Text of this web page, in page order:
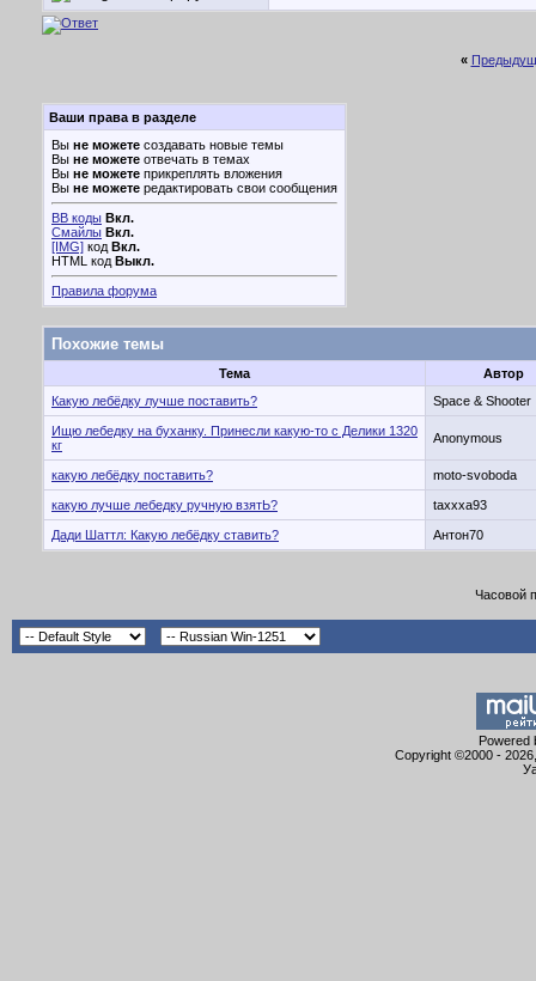
«
Ваши права в разделе
Вы не можете создавать новые темы
Вы не можете отвечать в темах
Вы не можете прикреплять вложения
Вы не можете редактировать свои сообщения
BB коды Вкл.
Смайлы Вкл.
[IMG] код Вкл.
HTML код Выкл.
Правила форума
Похожие темы
Тема
Автор
Какую лебёдку лучше поставить?
Space & Shooter
Ищю лебедку на буханку. Принесли какую-то с Делики 1320
кг
Anonymous
какую лебёдку поставить? moto-svoboda
какую лучше лебедку ручную взятЬ? taxxxa93
Дади Шаттл: Какую лебёдку ставить? Антон70
Часовой
Powered
Copyright ©2000 -